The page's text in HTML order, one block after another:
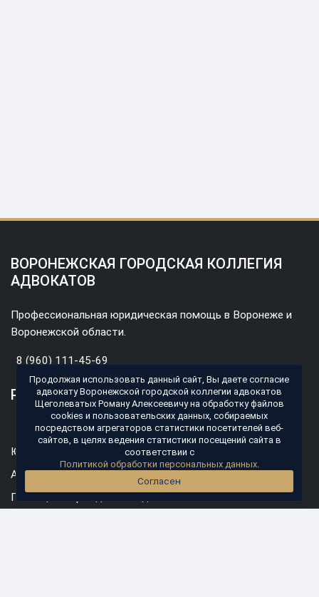
ВОРОНЕЖСКАЯ ГОРОДСКАЯ КОЛЛЕГИЯ
АДВОКАТОВ
Профессиональная юридическая помощь в Воронеже и
Воронежской области.
8 (960) 111-45-69
РАЗДЕЛЫ
Главная
Юридические услуги
Адвокат по уголовным делам
Помощь по гражданским делам
Продолжая использовать данный сайт, Вы даете согласие
адвокату Воронежской городской коллегии адвокатов
Щеголеватых Роману Алексеевичу на обработку файлов
cookies и пользовательских данных, собираемых
посредством агрегаторов статистики посетителей веб-
сайтов, в целях ведения статистики посещений сайта в
соответствии с
Политикой обработки персональных данных.
Согласен